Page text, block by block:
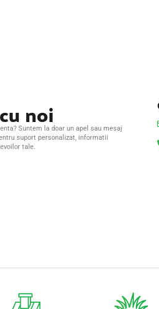
noi
Suntem la doar un apel sau mesaj
suport personalizat, informatii
tale.